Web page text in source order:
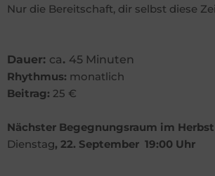
Nur die Bereitschaft, dir selbst diese
Dauer: ca. 45 Minuten
Rhythmus: monatlich
Beitrag: 25 €
Nächster Begegnungsraum im Herbst
Dienstag, 22. September 19:00 Uhr